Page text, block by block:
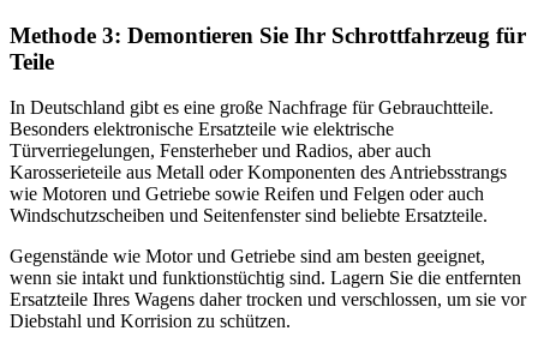
Methode 3: Demontieren Sie Ihr Schrottfahrzeug für
Teile
In Deutschland gibt es eine große Nachfrage für Gebrauchtteile.
Besonders elektronische Ersatzteile wie elektrische
Türverriegelungen, Fensterheber und Radios, aber auch
Karosserieteile aus Metall oder Komponenten des Antriebsstrangs
wie Motoren und Getriebe sowie Reifen und Felgen oder auch
Windschutzscheiben und Seitenfenster sind beliebte Ersatzteile.
Gegenstände wie Motor und Getriebe sind am besten geeignet,
wenn sie intakt und funktionstüchtig sind. Lagern Sie die entfernten
Ersatzteile Ihres Wagens daher trocken und verschlossen, um sie vor
Diebstahl und Korrision zu schützen.